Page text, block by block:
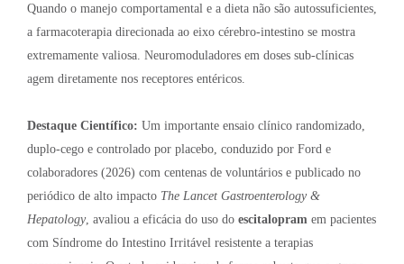
Quando o manejo comportamental e a dieta não são autossuficientes,
a farmacoterapia direcionada ao eixo cérebro-intestino se mostra
extremamente valiosa. Neuromoduladores em doses sub-clínicas
agem diretamente nos receptores entéricos.
Destaque Científico: Um importante ensaio clínico randomizado,
duplo-cego e controlado por placebo, conduzido por Ford e
colaboradores (2026) com centenas de voluntários e publicado no
periódico de alto impacto The Lancet Gastroenterology &
Hepatology, avaliou a eficácia do uso do escitalopram em pacientes
com Síndrome do Intestino Irritável resistente a terapias